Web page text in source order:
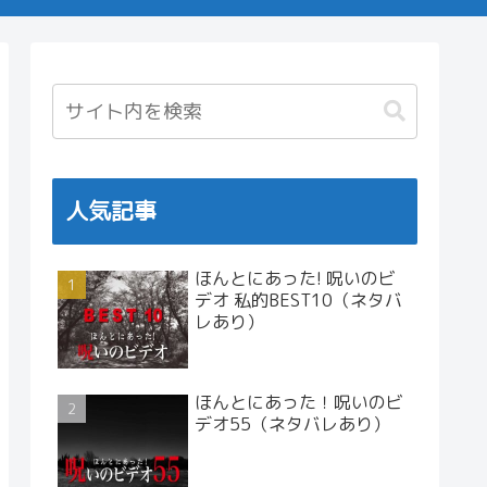
人気記事
ほんとにあった! 呪いのビ
デオ 私的BEST10（ネタバ
レあり）
ほんとにあった！呪いのビ
デオ55（ネタバレあり）